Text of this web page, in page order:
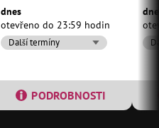
dnes
otevřeno do 23:59 hodin
Další termíny
PODROBNOSTI